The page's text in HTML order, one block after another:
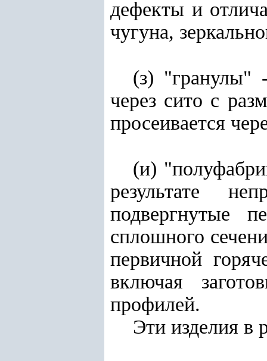
дефекты и
чугуна,
(з) "гранулы"
через сито с
просеивается
(и)
результате
подвергнутые
сплошного
первичной
включая
профилей.
Эти изделия в